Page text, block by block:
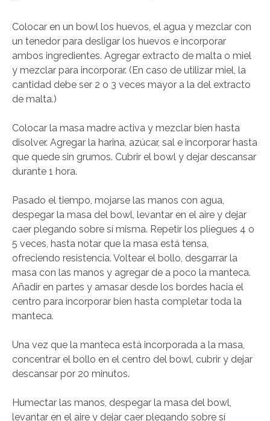
Colocar en un bowl los huevos, el agua y mezclar con
un tenedor para desligar los huevos e incorporar
ambos ingredientes. Agregar extracto de malta o miel
y mezclar para incorporar. (En caso de utilizar miel, la
cantidad debe ser 2 o 3 veces mayor a la del extracto
de malta.)
Colocar la masa madre activa y mezclar bien hasta
disolver. Agregar la harina, azúcar, sal e incorporar hasta
que quede sin grumos. Cubrir el bowl y dejar descansar
durante 1 hora.
Pasado el tiempo, mojarse las manos con agua,
despegar la masa del bowl, levantar en el aire y dejar
caer plegando sobre sí misma. Repetir los pliegues 4 o
5 veces, hasta notar que la masa está tensa,
ofreciendo resistencia. Voltear el bollo, desgarrar la
masa con las manos y agregar de a poco la manteca.
Añadir en partes y amasar desde los bordes hacia el
centro para incorporar bien hasta completar toda la
manteca.
Una vez que la manteca está incorporada a la masa,
concentrar el bollo en el centro del bowl, cubrir y dejar
descansar por 20 minutos.
Humectar las manos, despegar la masa del bowl,
levantar en el aire y dejar caer plegando sobre sí